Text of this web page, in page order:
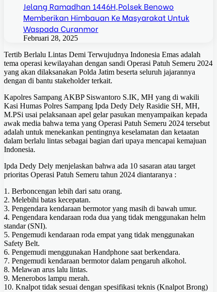
Jelang Ramadhan 1446H,Polsek Benowo
Memberikan Himbauan Ke Masyarakat Untuk
Waspada Curanmor
Februari 28, 2025
Tertib Berlalu Lintas Demi Terwujudnya Indonesia Emas adalah
tema operasi kewilayahan dengan sandi Operasi Patuh Semeru 2024
yang akan dilaksanakan Polda Jatim beserta seluruh jajarannya
dengan di bantu stakeholder terkait.
Kapolres Sampang AKBP Siswantoro S.IK, MH yang di wakili
Kasi Humas Polres Sampang Ipda Dedy Dely Rasidie SH, MH,
M.PSi usai pelaksanaan apel gelar pasukan menyampaikan kepada
awak media bahwa tema yang Operasi Patuh Semeru 2024 tersebut
adalah untuk menekankan pentingnya keselamatan dan ketaatan
dalam berlalu lintas sebagai bagian dari upaya mencapai kemajuan
Indonesia.
Ipda Dedy Dely menjelaskan bahwa ada 10 sasaran atau target
prioritas Operasi Patuh Semeru tahun 2024 diantaranya :
1. Berboncengan lebih dari satu orang.
2. Melebihi batas kecepatan.
3. Pengendara kendaraan bermotor yang masih di bawah umur.
4. Pengendara kendaraan roda dua yang tidak menggunakan helm
standar (SNI).
5. Pengemudi kendaraan roda empat yang tidak menggunakan
Safety Belt.
6. Pengemudi menggunakan Handphone saat berkendara.
7. Pengemudi kendaraan bermotor dalam pengaruh alkohol.
8. Melawan arus lalu lintas.
9. Menerobos lampu merah.
10. Knalpot tidak sesuai dengan spesifikasi teknis (Knalpot Brong)